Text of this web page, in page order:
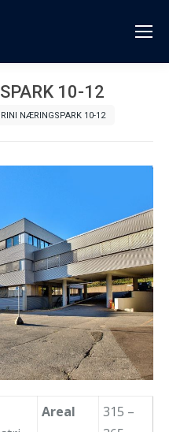
10-12
NÆRINGSPARK 10-12
Areal
315 –